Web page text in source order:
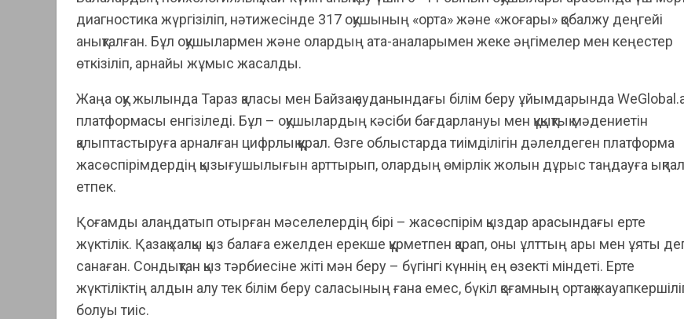
диагностика жүргізіліп, нәтижесінде 317 оқушының «орта» және «жоғары» қобалжу деңгейі
анықталған. Бұл оқушылармен және олардың ата-аналарымен жеке әңгімелер мен кеңестер
өткізіліп, арнайы жұмыс жасалды.
Жаңа оқу жылында Тараз қаласы мен Байзақ ауданындағы білім беру ұйымдарында
платформасы енгізіледі. Бұл – оқушылардың кәсіби бағдарлануы мен құқықтық мәдениетін
қалыптастыруға арналған цифрлық құрал. Өзге облыстарда тиімділігін дәлелдеген платформа
жасөспірімдердің қызығушылығын арттырып, олардың өмірлік жолын дұрыс таңдауға ықпал
етпек.
Қоғамды алаңдатып отырған мәселелердің бірі – жасөспірім қыздар арасындағы ерте
жүктілік. Қазақ халқы қыз балаға ежелден ерекше құрметпен қарап, оны ұлттың ары мен ұяты
санаған. Сондықтан қыз тәрбиесіне жіті мән беру – бүгінгі күннің ең өзекті міндеті. Ерте
жүктіліктің алдын алу тек білім беру саласының ғана емес, бүкіл қоғамның ортақ
болуы тиіс.